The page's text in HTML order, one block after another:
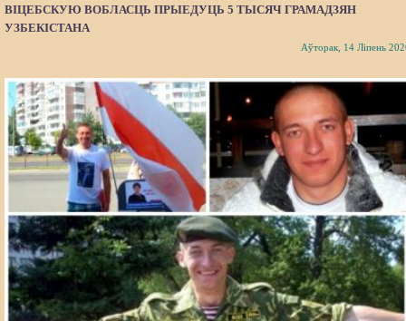
ВІЦЕБСКУЮ ВОБЛАСЦЬ ПРЫЕДУЦЬ 5 ТЫСЯЧ ГРАМАДЗЯН
УЗБЕКІСТАНА
Аўторак, 14 Ліпень